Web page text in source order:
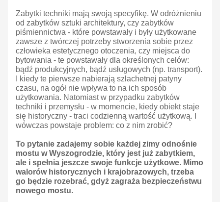
Zabytki techniki mają swoją specyfikę. W odróżnieniu
od zabytków sztuki architektury, czy zabytków
piśmiennictwa - które powstawały i były użytkowane
zawsze z twórczej potrzeby stworzenia sobie przez
człowieka estetycznego otoczenia, czy miejsca do
bytowania - te powstawały dla określonych celów:
bądź produkcyjnych, bądź usługowych (np. transport).
I kiedy te pierwsze nabierają szlachetnej patyny
czasu, na ogół nie wpływa to na ich sposób
użytkowania. Natomiast w przypadku zabytków
techniki i przemysłu - w momencie, kiedy obiekt staje
się historyczny - traci codzienną wartość użytkową. I
wówczas powstaje problem: co z nim zrobić?
To pytanie zadajemy sobie każdej zimy odnośnie
mostu w Wyszogrodzie, który jest już zabytkiem,
ale i spełnia jeszcze swoje funkcje użytkowe. Mimo
walorów historycznych i krajobrazowych, trzeba
go będzie rozebrać, gdyż zagraża bezpieczeństwu
nowego mostu.